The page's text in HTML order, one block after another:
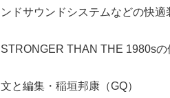
ンドサウンドシステムなどの快適
STRONGER THAN THE 1980s
文と編集・稲垣邦康（GQ）